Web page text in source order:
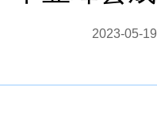
2023-05-